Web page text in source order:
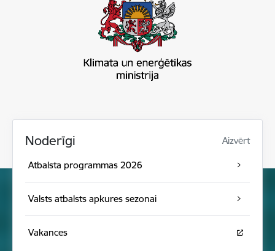
Noderīgi Aizvērt
Atbalsta programmas 2026
Valsts atbalsts apkures sezonai
Vakances